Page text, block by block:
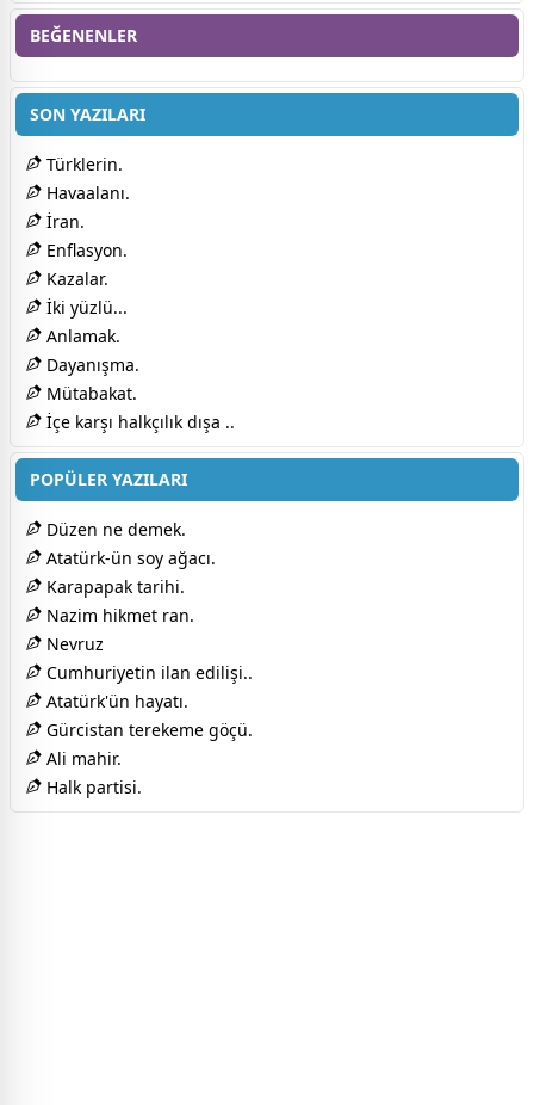
BEĞENENLER
SON YAZILARI
Türklerin.
Havaalanı.
İran.
Enflasyon.
Kazalar.
İki yüzlü...
Anlamak.
Dayanışma.
Mütabakat.
İçe karşı halkçılık dışa ..
POPÜLER YAZILARI
Düzen ne demek.
Atatürk-ün soy ağacı.
Karapapak tarihi.
Nazim hikmet ran.
Nevruz
Cumhuriyetin ilan edilişi..
Atatürk'ün hayatı.
Gürcistan terekeme göçü.
Ali mahir.
Halk partisi.